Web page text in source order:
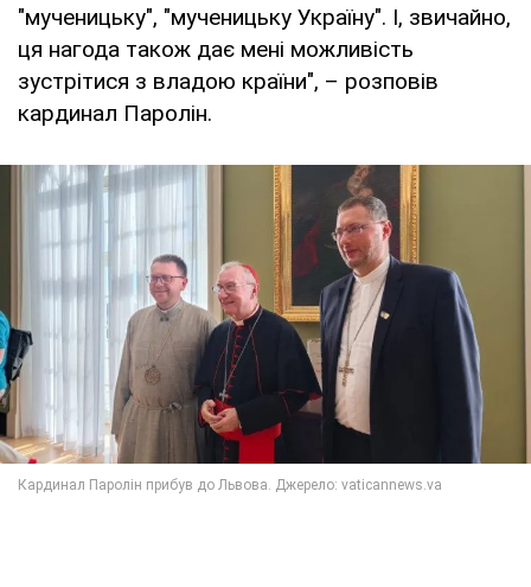
"мученицьку", "мученицьку Україну". І, звичайно,
ця нагода також дає мені можливість
зустрітися з владою країни", – розповів
кардинал Паролін.